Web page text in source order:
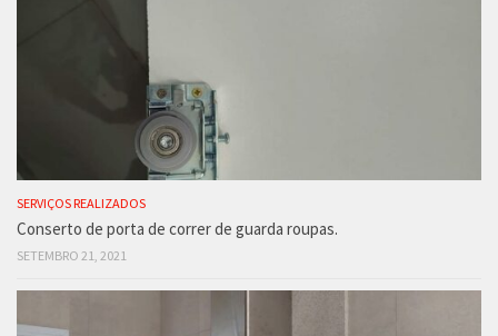
SERVIÇOS REALIZADOS
Conserto de porta de correr de guarda roupas.
SETEMBRO 21, 2021